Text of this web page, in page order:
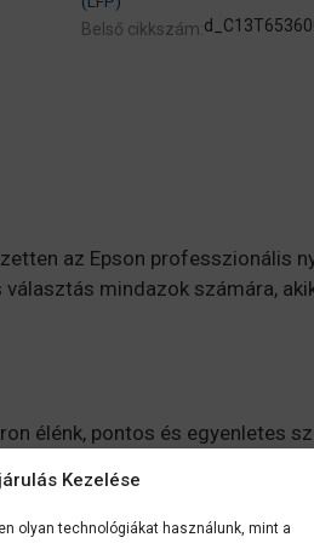
Kezelése
olyan technológiákat használunk, mint a
Belső cikkszám:
az Epson professzionális
választás mindazok számára,
élénk, pontos és egyenletes